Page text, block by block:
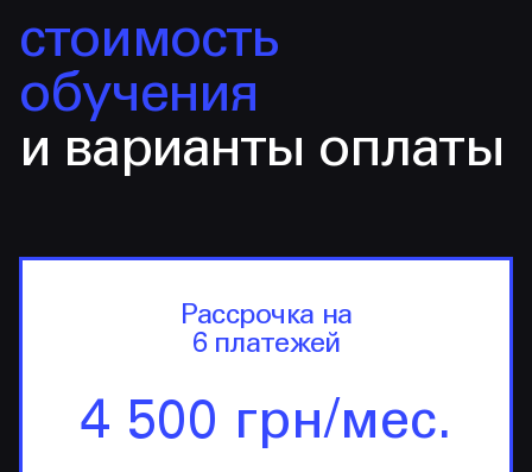
стоимость
обучения
и варианты оплаты
Рассрочка на
6 платежей
4 500 грн/мес.